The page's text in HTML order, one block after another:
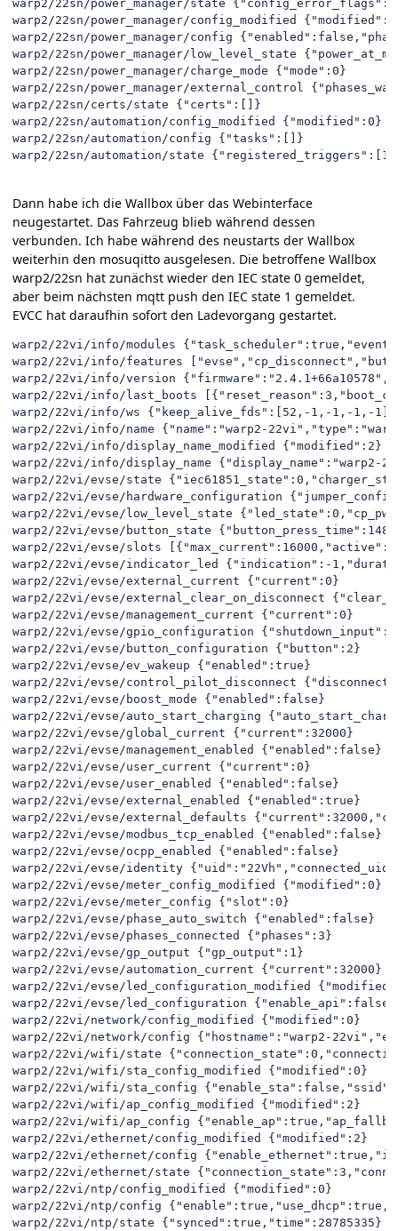
Dann habe ich die Wallbox über das Webinterface
neugestartet. Das Fahrzeug blieb während dessen
verbunden. Ich habe während des neustarts der Wallbox
weiterhin den mosuqitto ausgelesen. Die betroffene Wallbox
warp2/22sn hat zunächst wieder den IEC state 0 gemeldet,
aber beim nächsten mqtt push den IEC state 1 gemeldet.
EVCC hat daraufhin sofort den Ladevorgang gestartet.
warp2/22vi/info/modules {"task_scheduler":true,"event_log":true,"api":true,"web_                                                                                                 server":true,"esp32_ethernet_brick":true,"watchdog":true,"uptime_tracker":true,"